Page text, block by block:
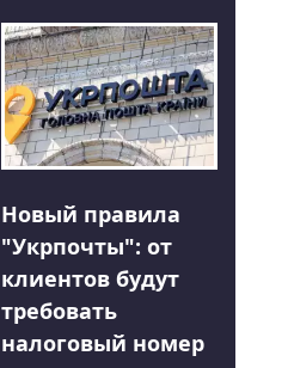
Новый правила
"Укрпочты": от
клиентов будут
требовать
налоговый номер